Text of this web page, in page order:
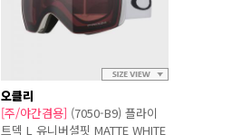
오클리
[주/야간겸용] (7050-B9) 플라이
트덱 L 유니버셜핏 MATTE WHITE